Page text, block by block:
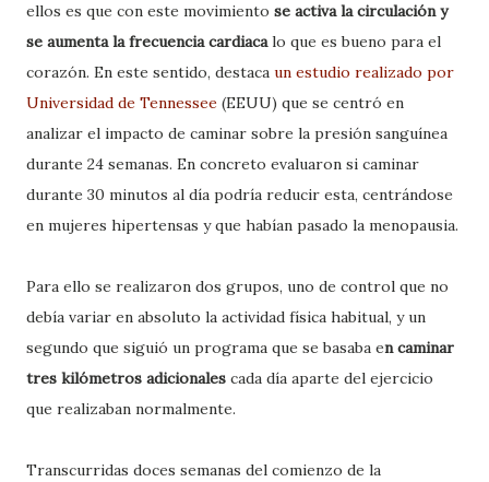
ellos es que con este movimiento se activa la circulación y
se aumenta la frecuencia cardiacalo que es bueno para el
corazón. En este sentido, destaca un estudio realizado por
Universidad de Tennessee (EEUU) que se centró en
analizar el impacto de caminar sobre la presión sanguínea
durante 24 semanas. En concreto evaluaron si caminar
durante 30 minutos al día podría reducir esta, centrándose
en mujeres hipertensas y que habían pasado la menopausia.
Para ello se realizaron dos grupos, uno de control que no
debía variar en absoluto la actividad física habitual, y un
segundo que siguió un programa que se basaba en caminar
tres kilómetros adicionales cada día aparte del ejercicio
que realizaban normalmente.
Transcurridas doces semanas del comienzo de la